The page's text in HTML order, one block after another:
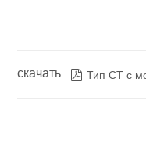
скачать  Тип CT с